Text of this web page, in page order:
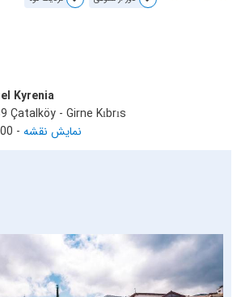
Kyrenia
Çatalköy - Girne Kıbrıs
- نمایش نقشه